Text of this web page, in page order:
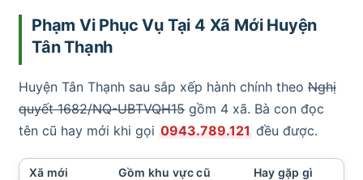
Phạm Vi Phục Vụ Tại 4 Xã Mới Huyện
Tân Thạnh
Huyện Tân Thạnh sau sắp xếp hành chính theo Nghị
quyết 1682/NQ-UBTVQH15 gồm 4 xã. Bà con đọc
tên cũ hay mới khi gọi 0943.789.121 đều được.
Xã mới Gồm khu vực cũ Hay gặp gì